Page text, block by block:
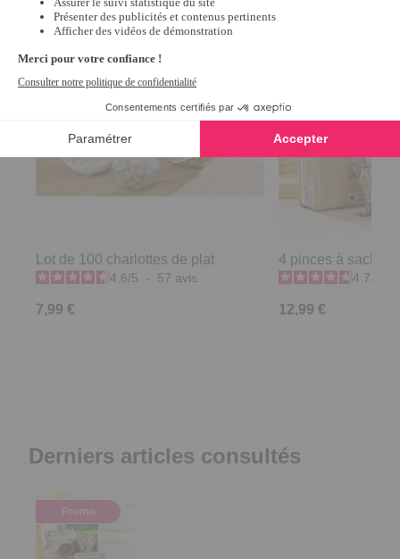
Lot de 100 charlottes de plat
4.6/5 - 57 avis
7,99 €
4 pinces à
4.7
12,99 €
Derniers articles consultés
Promo